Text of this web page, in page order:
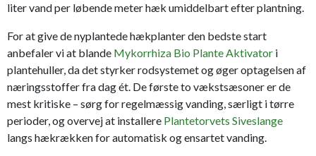
liter vand per løbende meter hæk umiddelbart efter plantning.
For at give de nyplantede hækplanter den bedste start
anbefaler vi at blande Mykorrhiza Bio Plante Aktivator i
plantehuller, da det styrker rodsystemet og øger optagelsen af
næringsstoffer fra dag ét. De første to vækstsæsoner er de
mest kritiske – sørg for regelmæssig vanding, særligt i tørre
perioder, og overvej at installere Plantetorvets Siveslange
langs hækrækken for automatisk og ensartet vanding.